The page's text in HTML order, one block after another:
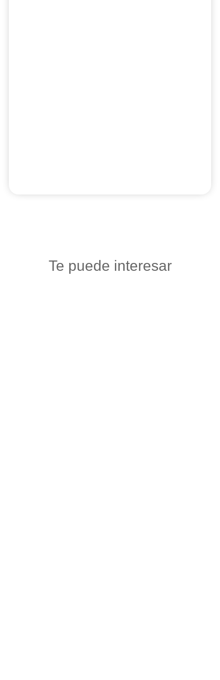
Te puede interesar